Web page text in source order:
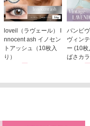
loveil（ラヴェール） I
nnocent ash イノセン
トアッシュ（10枚入
り）
バンビ
ヴィン
ー (10
ばさカ